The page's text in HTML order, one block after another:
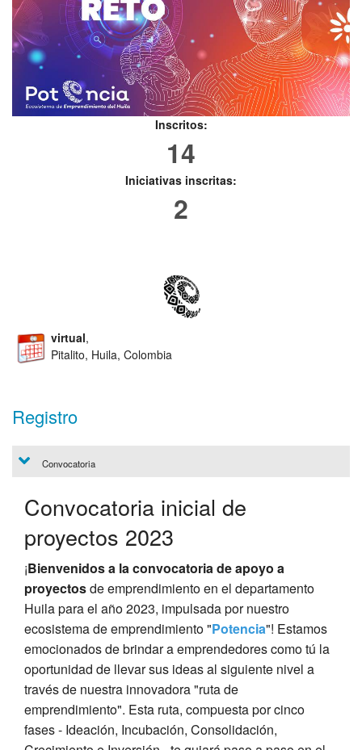
Inscritos:
14
Iniciativas inscritas:
2
virtual,
Pitalito, Huila, Colombia
Registro
Convocatoria
Convocatoria inicial de
proyectos 2023
¡Bienvenidos a la convocatoria de apoyo a
proyectosde emprendimiento en el departamento
Huila para el año 2023, impulsada por nuestro
ecosistema de emprendimiento "Potencia"! Estamos
emocionados de brindar a emprendedores como tú la
oportunidad de llevar sus ideas al siguiente nivel a
través de nuestra innovadora "ruta de
emprendimiento". Esta ruta, compuesta por cinco
fases - Ideación, Incubación, Consolidación,